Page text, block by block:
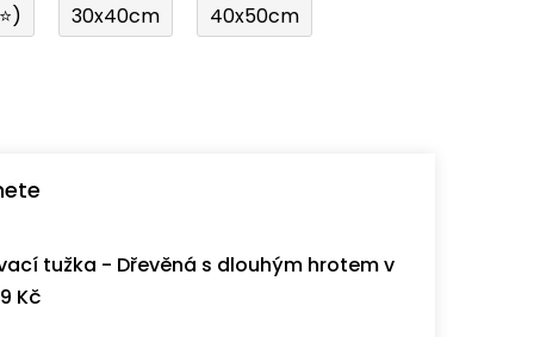
30x40cm 40x50cm
tužka - Dřevěná s dlouhým hrotem v
Kč